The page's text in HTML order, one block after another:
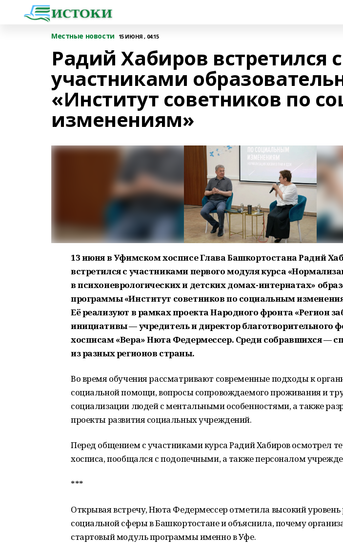
Местные новости 15 ИЮНЯ , 04:15
Радий Хабиров встретился с
участниками
«Институт советников по
изменениям»
13 июня в Уфимском хосписе Глава Башкортостана Радий
встретился с участниками первого модуля курса
в психоневрологических и детских домах-интернатах»
программы «Институт советников по социальным
Её реализуют в рамках проекта Народного фронта «Регион
инициативы — учредитель и директор благотворительного
хосписам «Вера» Нюта Федермессер. Среди собравшихся —
из разных регионов страны.
Во время обучения рассматривают современные подходы к
социальной помощи, вопросы сопровождаемого проживания и
социализации людей с ментальными особенностями, а также
проекты развития социальных учреждений.
Перед общением с участниками курса Радий Хабиров осмотрел
хосписа, пообщался с подопечными, а также персоналом
***
Открывая встречу, Нюта Федермессер отметила высокий уровень
социальной сферы в Башкортостане и объяснила, почему
стартовый модуль программы именно в Уфе.